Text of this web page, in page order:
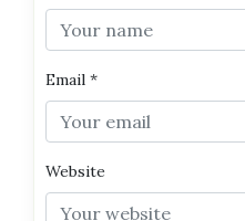
Email *
Website